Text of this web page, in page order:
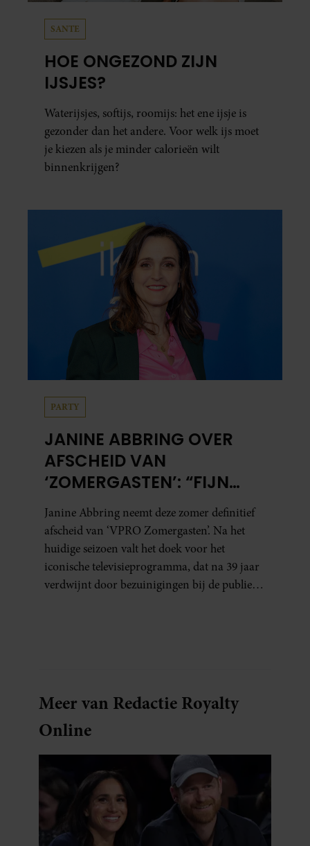
informatie die u aan ze heeft verstrekt of die ze hebben
gaat akkoord met onze cookies als u onze website blijft
gebruiken.
SANTE
HOE ONGEZOND ZIJN
IJSJES?
Waterijsjes, softijs, roomijs: het ene ijsje is
gezonder dan het andere. Voor welk ijs moet
je kiezen als je minder calorieën wilt
binnenkrijgen?
PARTY
JANINE ABBRING OVER
AFSCHEID VAN
‘ZOMERGASTEN’: “FIJN
DAT IK HET LICHT MAG
UITDOEN”
Janine Abbring neemt deze zomer definitief
afscheid van ‘VPRO Zomergasten’. Na het
huidige seizoen valt het doek voor het
iconische televisieprogramma, dat na 39 jaar
verdwijnt door bezuinigingen bij de publieke
Meer van Redactie Royalty
Online